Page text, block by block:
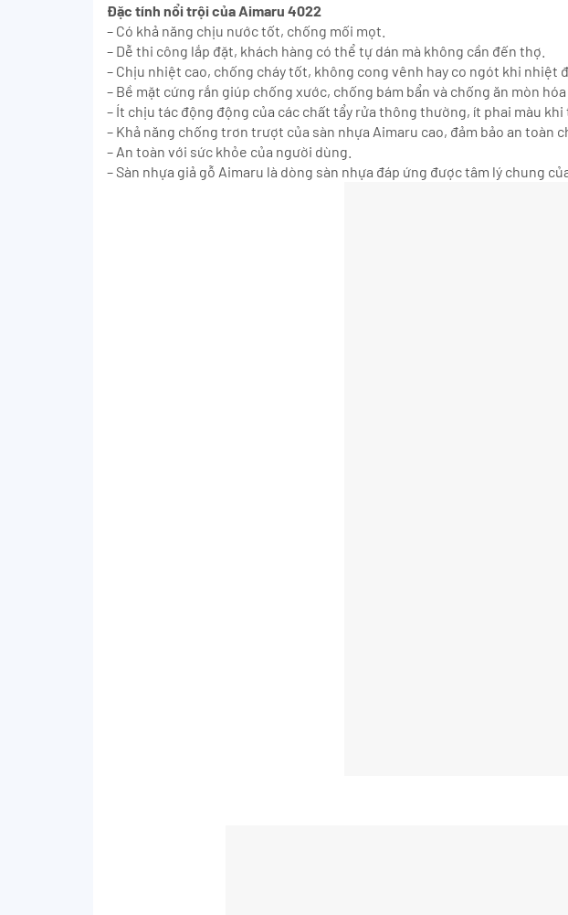
Đặc tính nổi trội của Aimaru 4022
– Có khả năng chịu nước tốt, chống mối mọt.
– Dễ thi công lắp đặt, khách hàng có thể tự dán mà không cần đến thợ.
– Chịu nhiệt cao, chống cháy tốt, không cong vênh hay co ngót khi nhiệt
– Bề mặt cứng rắn giúp chống xước, chống bám bẩn và chống ăn mòn hóa
– Ít chịu tác động động của các chất tẩy rửa thông thường, ít phai màu
– Khả năng chống trơn trượt của sàn nhựa Aimaru cao, đảm bảo an toàn
– An toàn với sức khỏe của người dùng.
– Sàn nhựa giả gỗ Aimaru là dòng sàn nhựa đáp ứng được tâm lý chung